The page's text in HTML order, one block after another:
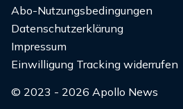
Abo-Nutzungsbedingungen
Datenschutzerklärung
Impressum
Einwilligung Tracking widerrufen
© 2023 - 2026 Apollo News